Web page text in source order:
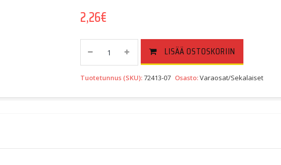
2,26€
TERMINAL
SOCKET,
20
(72413-
LISÄÄ OSTOSKORIIN
Tuotetunnus (SKU):72413-07 Osasto:Varaosat/Sekalaiset